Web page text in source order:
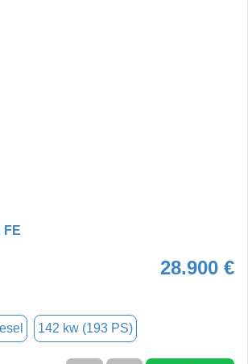
FE
28.900 €
142 kw (193 PS)